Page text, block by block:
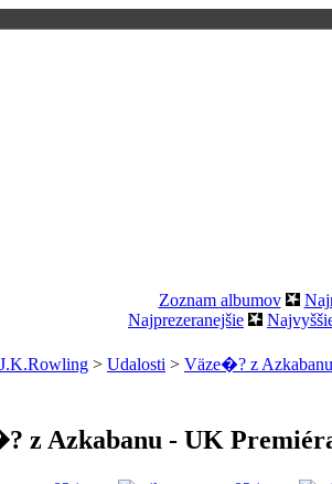
Zoznam albumov
Najprezeranejšie
J.K.Rowling > Udalosti > Väze�? z
z Azkabanu - UK